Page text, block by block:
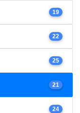
19
22
25
21
24